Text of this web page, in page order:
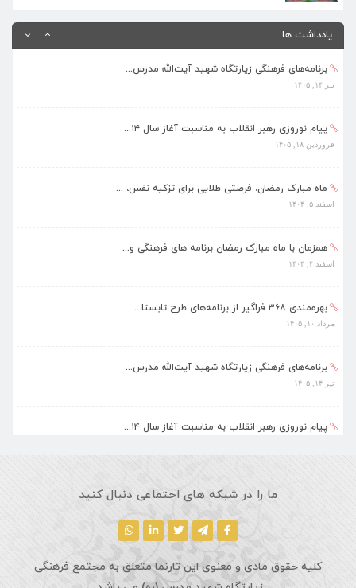
یادداشت ها
مرداد ۱۰, ۱۴۰۵
برنامه‌های فرهنگی زیارتگاه شهید آیت‌الله مدرس...
تیر ۱۴, ۱۴۰۵
پیام نوروزی رهبر انقلاب به مناسبت آغاز سال ۱۴...
فروردین ۱۸, ۱۴۰۵
ماه مبارک رمضان، فرصتی طلایی برای تزکیه نفس، ...
اسفند ۵, ۱۴۰۴
همزمان با ماه مبارک رمضان برنامه های فرهنگی و...
اسفند ۴, ۱۴۰۴
بهره‌مندی ۳۶۸ فراگیر از برنامه‌های طرح تابستا...
مرداد ۱۰, ۱۴۰۵
برنامه‌های فرهنگی زیارتگاه شهید آیت‌الله مدرس...
تیر ۱۴, ۱۴۰۵
پیام نوروزی رهبر انقلاب به مناسبت آغاز سال ۱۴...
ماه مبارک رمضان، فرصتی طلایی برای تزکیه نفس، ...
ما را در شبکه های اجتماعی دنبال کنید
کلیه حقوق مادی و معنوی این تارنما متعلق به مجتمع فرهنگی